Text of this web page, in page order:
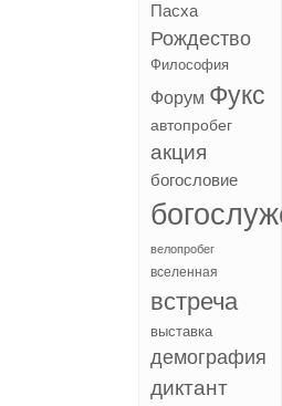
Пасха
Рождество
Философия
Форум Фукс
автопробег
акция
богословие
велопробег
вселенная
встреча
выставка
демография
диктант